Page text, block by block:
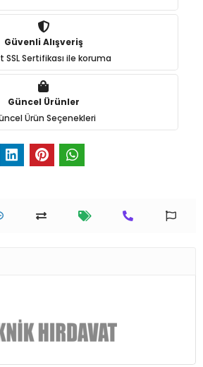
Güvenli Alışveriş
SSL Sertifikası ile koruma
Güncel Ürünler
Ürün Seçenekleri